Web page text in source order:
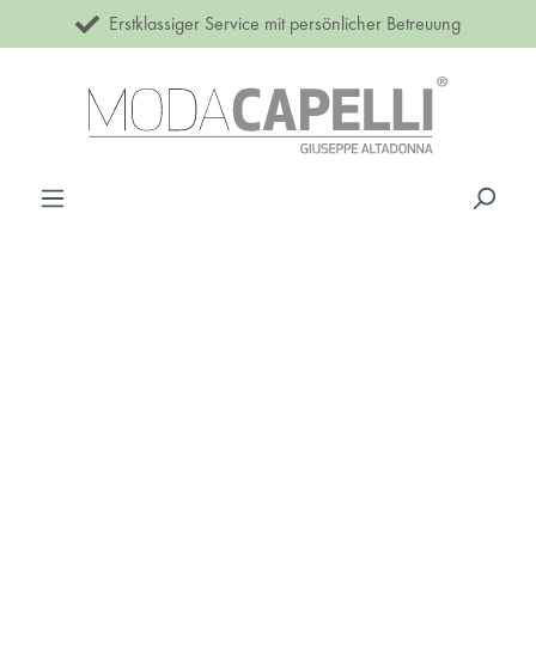
Zum Hauptinhalt springen
Erstklassiger Service mit persönlicher Betreuung